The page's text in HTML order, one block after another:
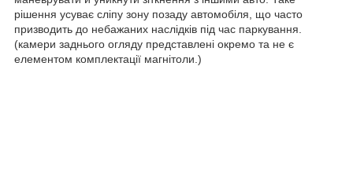
рішення усуває сліпу зону позаду автомобіля, що часто
призводить до небажаних наслідків під час паркування.
(камери заднього огляду представлені окремо та не є
елементом комплектації магнітоли.)